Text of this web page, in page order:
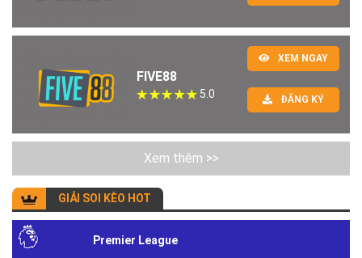
FIVE88
5.0
XEM NGAY
ĐĂNG KÝ
Xem thêm >>
GIẢI SOI KÈO HOT
Premier League